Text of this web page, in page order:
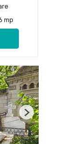
mp
Next